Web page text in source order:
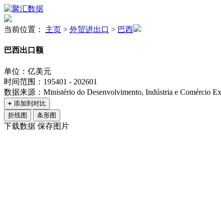
当前位置： 主页 > 外贸进出口 > 巴西
巴西出口额
单位：亿美元
时间范围：195401 - 202601
数据来源：Ministério do Desenvolvimento, Indústria e Comércio
+ 添加到对比
折线图
条形图
下载数据 保存图片